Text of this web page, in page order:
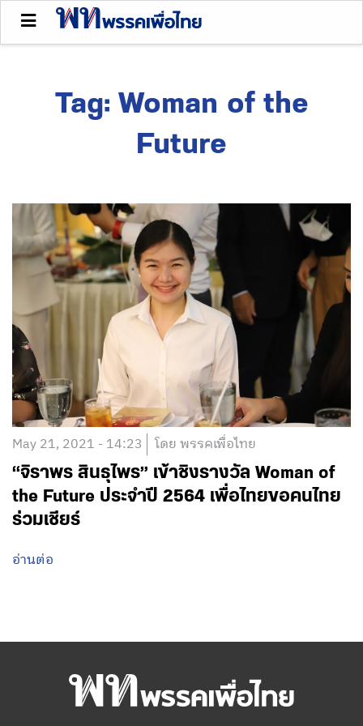
Tag: Woman of the
Future
May 21, 2021 - 14:23 โดย พรรคเพื่อไทย
“จิราพร สินธุไพร” เข้าชิงรางวัล Woman of
the Future ประจำปี 2564 เพื่อไทยขอคนไทย
ร่วมเชียร์
อ่านต่อ